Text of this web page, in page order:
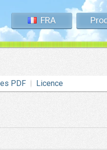
FRA
PDF Licence